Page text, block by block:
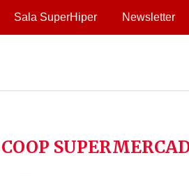
Sala SuperHiper Newsletter
COOP